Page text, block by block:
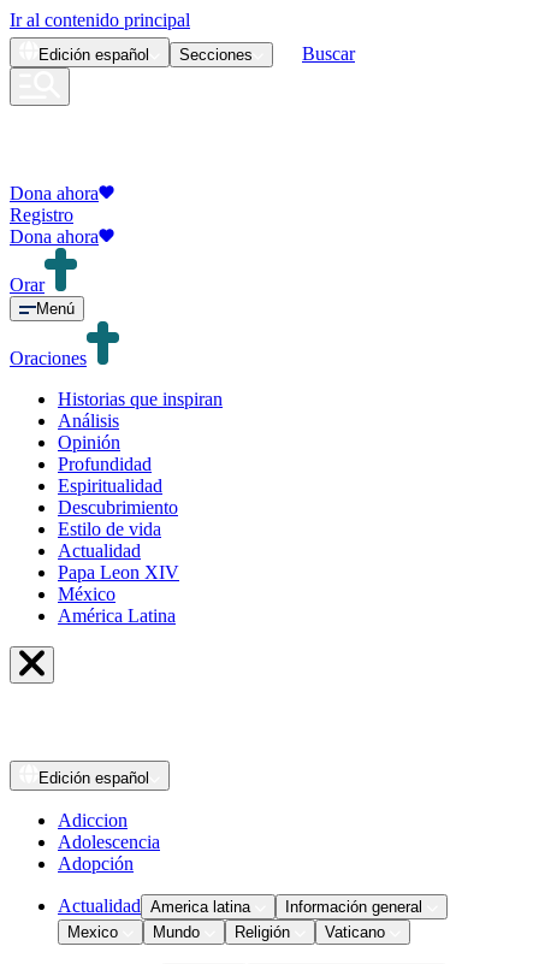
Ir al contenido principal
Edición español Secciones Buscar
Dona ahora
Registro
Dona ahora
Orar
Menú
Oraciones
Historias que inspiran
Análisis
Opinión
Profundidad
Espiritualidad
Descubrimiento
Estilo de vida
Actualidad
Papa Leon XIV
México
América Latina
Edición español
Adiccion
Adolescencia
Adopción
Actualidad America latina
Información general
Mexico
Mundo Religión Vaticano